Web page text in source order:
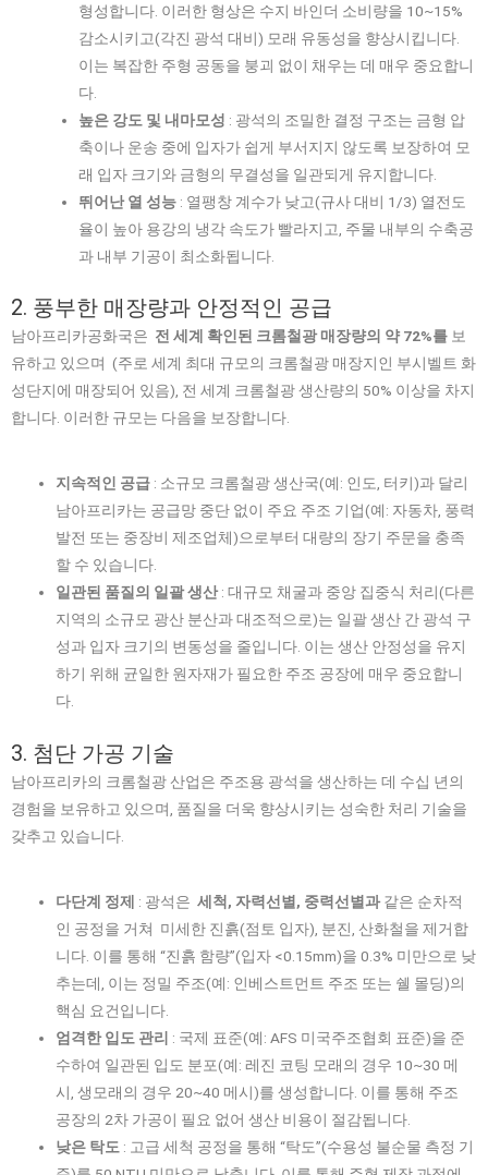
형성합니다. 이러한 형상은 수지 바인더 소비량을 10~15%
감소시키고(각진 광석 대비) 모래 유동성을 향상시킵니다.
이는 복잡한 주형 공동을 붕괴 없이 채우는 데 매우 중요합니
다.
높은 강도 및 내마모성 : 광석의 조밀한 결정 구조는 금형 압
축이나 운송 중에 입자가 쉽게 부서지지 않도록 보장하여 모
래 입자 크기와 금형의 무결성을 일관되게 유지합니다.
뛰어난 열 성능: 열팽창 계수가 낮고(규사 대비 1/3) 열전도
율이 높아 용강의 냉각 속도가 빨라지고, 주물 내부의 수축공
과 내부 기공이 최소화됩니다.
2. 풍부한 매장량과 안정적인 공급
남아프리카공화국은 전 세계 확인된 크롬철광 매장량의 약 72%를 보
유하고 있으며 (주로 세계 최대 규모의 크롬철광 매장지인 부시벨트 화
성단지에 매장되어 있음), 전 세계 크롬철광 생산량의 50% 이상을 차지
합니다. 이러한 규모는 다음을 보장합니다.
지속적인 공급 : 소규모 크롬철광 생산국(예: 인도, 터키)과 달리
남아프리카는 공급망 중단 없이 주요 주조 기업(예: 자동차, 풍력
발전 또는 중장비 제조업체)으로부터 대량의 장기 주문을 충족
할 수 있습니다.
일관된 품질의 일괄 생산: 대규모 채굴과 중앙 집중식 처리(다른
지역의 소규모 광산 분산과 대조적으로)는 일괄 생산 간 광석 구
성과 입자 크기의 변동성을 줄입니다. 이는 생산 안정성을 유지
하기 위해 균일한 원자재가 필요한 주조 공장에 매우 중요합니
다.
3. 첨단 가공 기술
남아프리카의 크롬철광 산업은 주조용 광석을 생산하는 데 수십 년의
경험을 보유하고 있으며, 품질을 더욱 향상시키는 성숙한 처리 기술을
갖추고 있습니다.
다단계 정제 : 광석은세척, 자력선별, 중력선별과같은 순차적
인 공정을 거쳐 미세한 진흙(점토 입자), 분진, 산화철을 제거합
니다. 이를 통해 “진흙 함량”(입자 <0.15mm)을 0.3% 미만으로 낮
추는데, 이는 정밀 주조(예: 인베스트먼트 주조 또는 쉘 몰딩)의
핵심 요건입니다.
엄격한 입도 관리 : 국제 표준(예: AFS 미국주조협회 표준)을 준
수하여 일관된 입도 분포(예: 레진 코팅 모래의 경우 10~30 메
시, 생모래의 경우 20~40 메시)를 생성합니다. 이를 통해 주조
공장의 2차 가공이 필요 없어 생산 비용이 절감됩니다.
낮은 탁도 : 고급 세척 공정을 통해 “탁도”(수용성 불순물 측정 기